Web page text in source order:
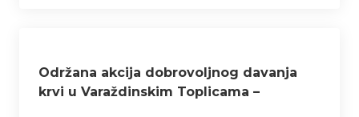
Održana akcija dobrovoljnog davanja
krvi u Varaždinskim Toplicama –